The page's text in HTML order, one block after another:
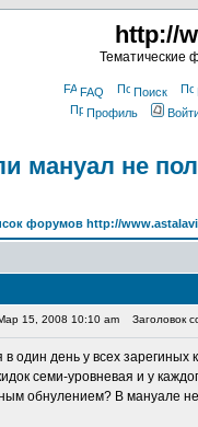
http://
Тематические
FAQ Поиск
Профиль
мануал не
форумов http://
15, 2008 10:10 am Заголовок
в один день у всех
семи-уровневая и у
обнулением? В мануале